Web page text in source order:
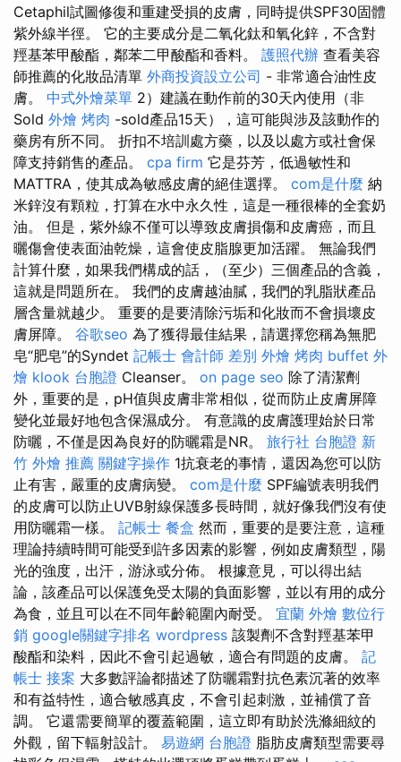
Cetaphil試圖修復和重建受損的皮膚，同時提供SPF30固體
紫外線半徑。 它的主要成分是二氧化鈦和氧化鋅，不含對
羥基苯甲酸酯，鄰苯二甲酸酯和香料。 護照代辦 查看美容
師推薦的化妝品清單 外商投資設立公司 - 非常適合油性皮
膚。 中式外燴菜單 2）建議在動作前的30天內使用（非
Sold 外燴 烤肉 -sold產品15天），這可能與涉及該動作的
藥房有所不同。 折扣不培訓處方藥，以及以處方或社會保
障支持銷售的產品。 cpa firm 它是芬芳，低過敏性和
MATTRA，使其成為敏感皮膚的絕佳選擇。 com是什麼 納
米鋅沒有顆粒，打算在水中永久性，這是一種很棒的全套奶
油。 但是，紫外線不僅可以導致皮膚損傷和皮膚癌，而且
曬傷會使表面油乾燥，這會使皮脂腺更加活躍。 無論我們
計算什麼，如果我們構成的話，（至少）三個產品的含義，
這就是問題所在。 我們的皮膚越油膩，我們的乳脂狀產品
層含量就越少。 重要的是要清除污垢和化妝而不會損壞皮
膚屏障。 谷歌seo 為了獲得最佳結果，請選擇您稱為無肥
皂“肥皂”的Syndet 記帳士 會計師 差別 外燴 烤肉 buffet 外
燴 klook 台胞證 Cleanser。 on page seo 除了清潔劑
外，重要的是，pH值與皮膚非常相似，從而防止皮膚屏障
變化並最好地包含保濕成分。 有意識的皮膚護理始於日常
防曬，不僅是因為良好的防曬霜是NR。 旅行社 台胞證 新
竹 外燴 推薦 關鍵字操作 1抗衰老的事情，還因為您可以防
止有害，嚴重的皮膚病變。 com是什麼 SPF編號表明我們
的皮膚可以防止UVB射線保護多長時間，就好像我們沒有使
用防曬霜一樣。 記帳士 餐盒 然而，重要的是要注意，這種
理論持續時間可能受到許多因素的影響，例如皮膚類型，陽
光的強度，出汗，游泳或分佈。 根據意見，可以得出結
論，該產品可以保護免受太陽的負面影響，並以有用的成分
為食，並且可以在不同年齡範圍內耐受。 宜蘭 外燴 數位行
銷 google關鍵字排名 wordpress 該製劑不含對羥基苯甲
酸酯和染料，因此不會引起過敏，適合有問題的皮膚。 記
帳士 接案 大多數評論都描述了防曬霜對抗色素沉著的效率
和有益特性，適合敏感真皮，不會引起刺激，並補償了音
調。 它還需要簡單的覆蓋範圍，這立即有助於洗滌細紋的
外觀，留下輻射設計。 易遊網 台胞證 脂肪皮膚類型需要尋